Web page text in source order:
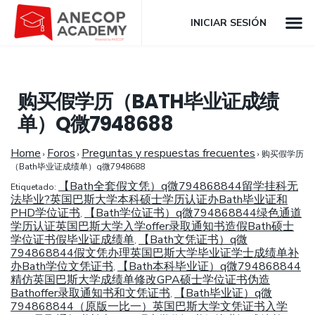
INICIAR SESIÓN
购买假学历（BATH毕业证成绩
单）Q微7948688
Home › Foros › Preguntas y respuestas frecuentes › 购买假学历
（Bath毕业证成绩单）q微7948688
Etiquetado:
【Bath全套假文凭）q微794868844留学挂科无
法毕业?英国巴斯大学本科硕士学历认证办Bath毕业证和
PHD学位证书,
【Bath学位证书）q微794868844绿色通道
学历认证英国巴斯大学入学offer录取通知书造假Bath硕士
学位证书假毕业证成绩单,
【Bath文凭证书）q微
794868844假文凭办理英国巴斯大学毕业证学士成绩单补
办Bath学位文凭证书,
【Bath本科毕业证）q微794868844
精仿英国巴斯大学成绩单修改GPA硕士学位证书伪造
Bathoffer录取通知书和文凭证书,
【Bath毕业证）q微
794868844（原版一比一）英国巴斯大学文凭证书入学